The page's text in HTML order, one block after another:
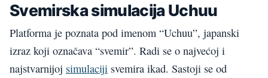
Svemirska simulacija Uchuu
Platforma je poznata pod imenom “Uchuu”, japanski
izraz koji označava “svemir”. Radi se o najvećoj i
najstvarnijoj simulaciji svemira ikad. Sastoji se od